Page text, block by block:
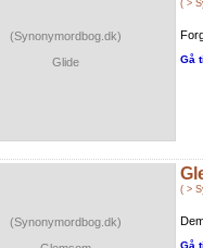
(Synonymordbog.dk)
Glide
( >
Gå
(Synonymordbog.dk)
( >
Gå